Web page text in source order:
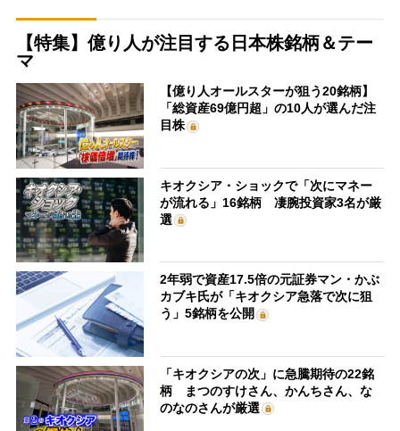
【特集】億り人が注目する日本株銘柄＆テー
マ
【億り人オールスターが狙う20銘柄】
「総資産69億円超」の10人が選んだ注
目株
キオクシア・ショックで「次にマネー
が流れる」16銘柄 凄腕投資家3名が厳
選
2年弱で資産17.5倍の元証券マン・かぶ
カブキ氏が「キオクシア急落で次に狙
う」5銘柄を公開
「キオクシアの次」に急騰期待の22銘
柄 まつのすけさん、かんちさん、な
のなのさんが厳選